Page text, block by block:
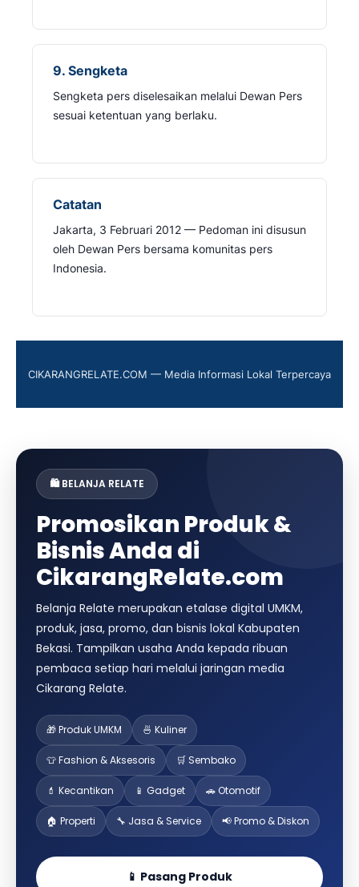
9. Sengketa
Sengketa pers diselesaikan melalui Dewan Pers
sesuai ketentuan yang berlaku.
Catatan
Jakarta, 3 Februari 2012 — Pedoman ini disusun
oleh Dewan Pers bersama komunitas pers
Indonesia.
CIKARANGRELATE.COM — Media Informasi Lokal Terpercaya
🛍️ BELANJA RELATE
Promosikan Produk &
Bisnis Anda di
CikarangRelate.com
Belanja Relate merupakan etalase digital UMKM,
produk, jasa, promo, dan bisnis lokal Kabupaten
Bekasi. Tampilkan usaha Anda kepada ribuan
pembaca setiap hari melalui jaringan media
Cikarang Relate.
🎁 Produk UMKM 🍜 Kuliner
👕 Fashion & Aksesoris 🛒 Sembako
💄 Kecantikan 📱 Gadget 🚗 Otomotif
🏠 Properti 🔧 Jasa & Service 📢 Promo & Diskon
📱 Pasang Produk